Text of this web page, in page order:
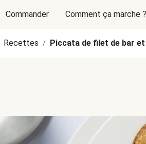
Commander Comment ça marche ?
Recettes / Piccata de filet de bar